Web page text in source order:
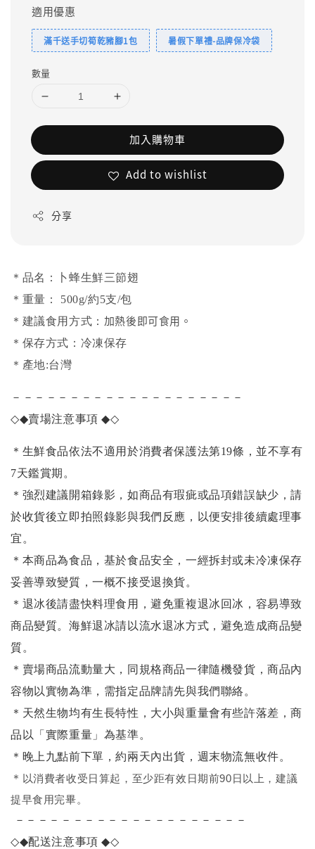
適用優惠
滿千送手切筍乾豬腳1包 暑假下單禮-品牌保冷袋
數量
加入購物車
Add to wishlist
分享
＊品名：卜蜂生鮮三節翅
＊重量： 500g/約5支/包
＊建議食用方式： 加熱後即可食用。
＊保存方式：冷凍保存
＊產地:台灣
－－－－－－－－－－－－－－－－－－－－
◇◆賣場注意事項◆◇
＊生鮮食品依法不適用於消費者保護法第19條，並不享有
7天鑑賞期。
＊強烈建議開箱錄影，如商品有瑕疵或品項錯誤缺少，請
於收貨後立即拍照錄影與我們反應，以便安排後續處理事
宜。
＊本商品為食品，基於食品安全，一經拆封或未冷凍保存
妥善導致變質，一概不接受退換貨。
＊退冰後請盡快料理食用，避免重複退冰回冰，容易導致
商品變質。海鮮退冰請以流水退冰方式，避免造成商品變
質。
＊賣場商品流動量大，同規格商品一律隨機發貨，商品內
容物以實物為準，需指定品牌請先與我們聯絡。
＊天然生物均有生長特性，大小與重量會有些許落差，商
品以「實際重量」為基準。
＊晚上九點前下單，約兩天內出貨，週末物流無收件。
＊ 以消費者收受日算起，至少距有效日期前90日以上，建議
提早食用完畢。
－－－－－－－－－－－－－－－－－－－－
◇◆配送注意事項◆◇